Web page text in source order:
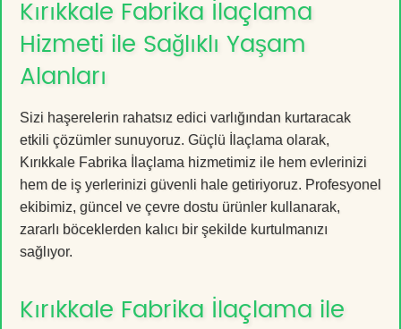
Kırıkkale Fabrika İlaçlama
Hizmeti ile Sağlıklı Yaşam
Alanları
Sizi haşerelerin rahatsız edici varlığından kurtaracak
etkili çözümler sunuyoruz. Güçlü İlaçlama olarak,
Kırıkkale Fabrika İlaçlama hizmetimiz ile hem evlerinizi
hem de iş yerlerinizi güvenli hale getiriyoruz. Profesyonel
ekibimiz, güncel ve çevre dostu ürünler kullanarak,
zararlı böceklerden kalıcı bir şekilde kurtulmanızı
sağlıyor.
Kırıkkale Fabrika İlaçlama ile